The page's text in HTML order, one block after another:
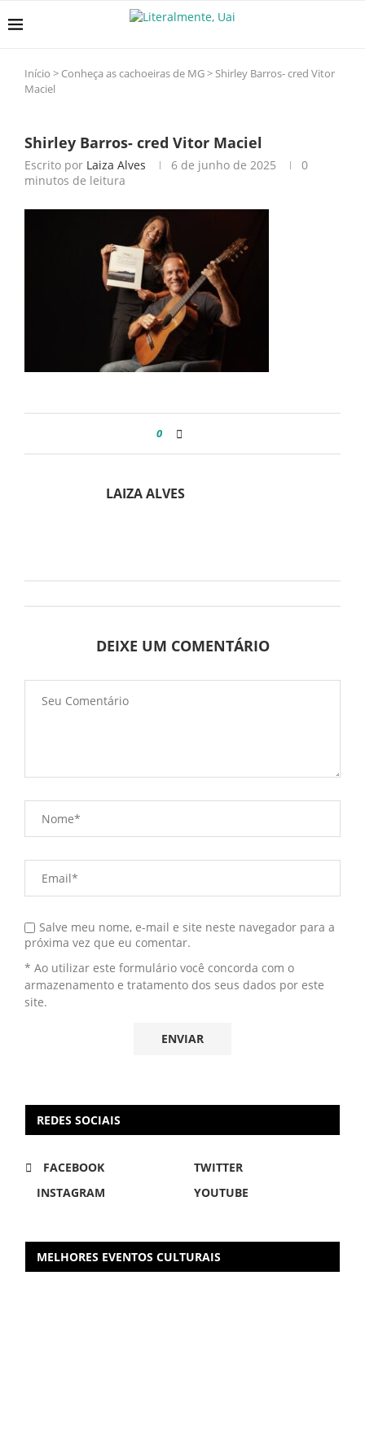
Início > Conheça as cachoeiras de MG>Shirley Barros- cred Vitor
Maciel
Shirley Barros- cred Vitor Maciel
Escrito por Laiza Alves 6 de junho de 2025
0
minutos de leitura
0
LAIZA ALVES
DEIXE UM COMENTÁRIO
Salve meu nome, e-mail e site neste navegador para a
próxima vez que eu comentar.
* Ao utilizar este formulário você concorda com o
armazenamento e tratamento dos seus dados por este
site.
REDES SOCIAIS
FACEBOOK
TWITTER
INSTAGRAM
YOUTUBE
MELHORES EVENTOS CULTURAIS